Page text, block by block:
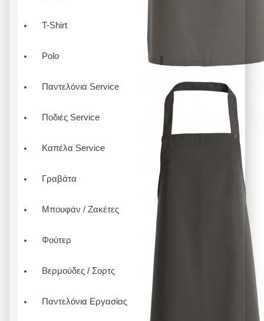
T-Shirt
Polo
Παντελόνια Service
Ποδιές Service
Καπέλα Service
Γραβάτα
Μπουφάν / Ζακέτες
Φούτερ
Βερμούδες / Σορτς
Παντελόνια Εργασίας